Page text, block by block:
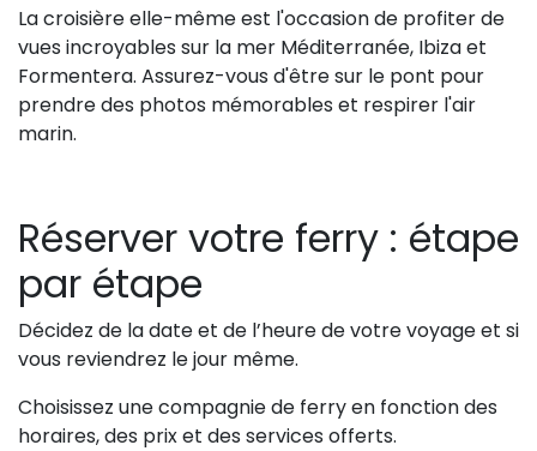
La croisière elle-même est l'occasion de profiter de
vues incroyables sur la mer Méditerranée, Ibiza et
Formentera. Assurez-vous d'être sur le pont pour
prendre des photos mémorables et respirer l'air
marin.
Réserver votre ferry : étape
par étape
Décidez de la date et de l’heure de votre voyage et si
vous reviendrez le jour même.
Choisissez une compagnie de ferry en fonction des
horaires, des prix et des services offerts.